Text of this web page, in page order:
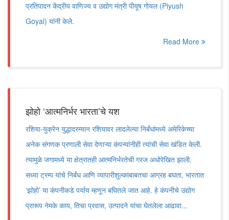
प्रतिपादन केंद्रीय वाणिज्य व उद्योग मंत्री पीयूष गोयल (Piyush
Goyal) यांनी केले.
Read More
झोहो ‘आत्मनिर्भर भारता‌’चे यश
रशिया-युक्रेन युद्धादरम्यान रशियावर लादलेल्या निर्बंधांमध्ये अमेरिकेच्या
अनेक संगणक प्रणाली सेवा देणाऱ्या कंपन्यांनीही त्यांची सेवा खंडित केली.
त्यामुळे जगामध्ये या क्षेत्रातही आत्मनिर्भरतेची गरज अधोरेखित झाली.
सध्या ट्रम्प यांचे निर्बंध आणि व्यापारीशुल्काबाबतचा आग्रह बघता, भारतात
‌‘झोहो‌’ या कंपनीकडे पर्याय म्हणून बघितले जात आहे. हे कंपनीचे उद्योग
प्रारूप नेमके काय, तिचा प्रवास, उत्पादने यांचा घेतलेला आढावा...